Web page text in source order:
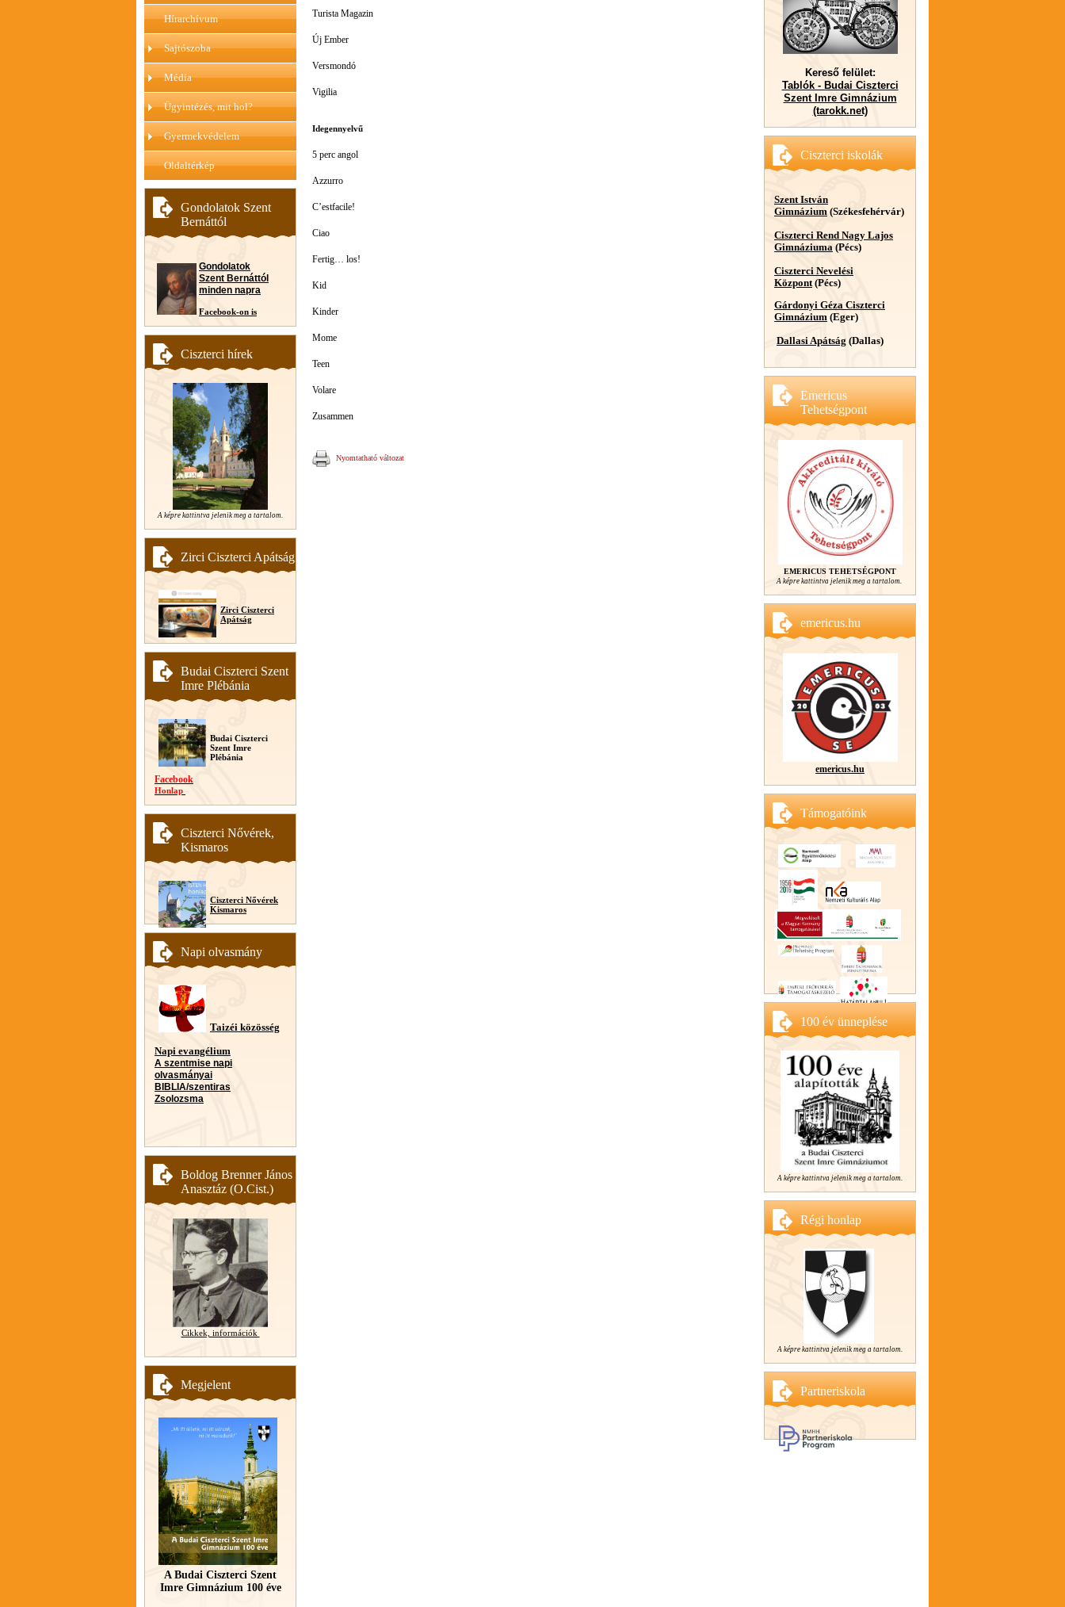
Hírarchívum
Sajtószoba
Média
Ügyintézés, mit hol?
Gyermekvédelem
Oldaltérkép
Gondolatok Szent
Bernáttól
Gondolatok
Szent Bernáttól
minden napra
Facebook-on is
Ciszterci hírek
A képre kattintva jelenik meg a tartalom.
Zirci Ciszterci Apátság
Zirci Ciszterci
Apátság
Budai Ciszterci Szent
Imre Plébánia
Budai Ciszterci
Szent Imre
Plébánia
Facebook
Honlap
Ciszterci Nővérek,
Kismaros
Ciszterci Nővérek
Kismaros
Napi olvasmány
Taizéi közösség
Napi evangélium
A szentmise napi
olvasmányai
BIBLIA/szentiras
Zsolozsma
Boldog Brenner János
Anasztáz (O.Cist.)
Cikkek, információk
Megjelent
A Budai Ciszterci Szent
Imre Gimnázium 100 éve
Turista Magazin
Új Ember
Versmondó
Vigilia
Idegennyelvű
5 perc angol
Azzurro
C’estfacile!
Ciao
Fertig… los!
Kid
Kinder
Mome
Teen
Volare
Zusammen
Nyomtatható változat
Kereső felület:
Tablók - Budai Ciszterci
Szent Imre Gimnázium
(tarokk.net)
Ciszterci iskolák
Szent István
Gimnázium (Székesfehérvár)
Ciszterci Rend Nagy Lajos
Gimnáziuma (Pécs)
Ciszterci Nevelési
Központ(Pécs)
Gárdonyi Géza Ciszterci
Gimnázium (Eger)
Dallasi Apátság (Dallas)
Emericus
Tehetségpont
EMERICUS TEHETSÉGPONT
A képre kattintva jelenik meg a tartalom.
emericus.hu
emericus.hu
Támogatóink
100 év ünneplése
A képre kattintva jelenik meg a tartalom.
Régi honlap
A képre kattintva jelenik meg a tartalom.
Partneriskola